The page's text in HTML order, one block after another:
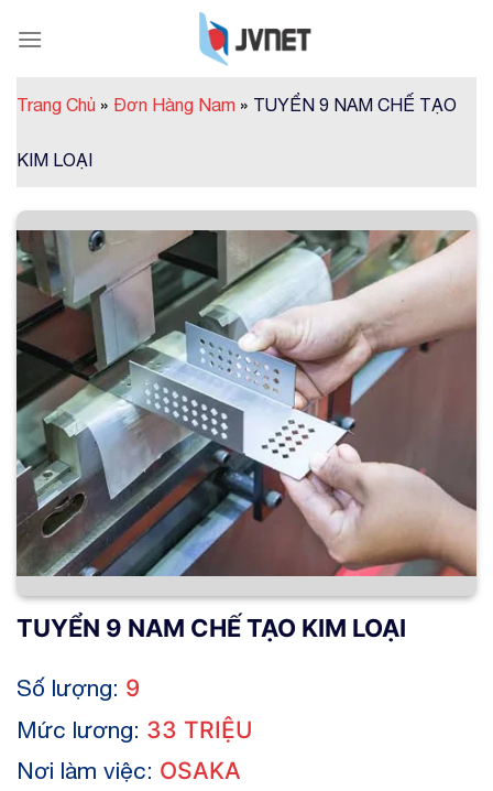
Trang Chủ » Đơn Hàng Nam » TUYỂN 9 NAM CHẾ TẠO
KIM LOẠI
TUYỂN 9 NAM CHẾ TẠO KIM LOẠI
Số lượng: 9
Mức lương: 33 TRIỆU
Nơi làm việc: OSAKA